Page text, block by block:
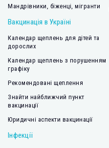
Мандрівники, біженці, мігранти
Вакцинація в Україні
Календар щеплень для дітей та
дорослих
Календар щеплень з порушенням
графіку
Рекомендовані щеплення
Знайти найближчий пункт
вакцинації
Юридичні аспекти вакцинації
Інфекції